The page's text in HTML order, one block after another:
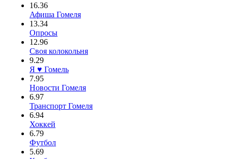
16.36
Афиша Гомеля
13.34
Опросы
12.96
Своя колокольня
9.29
Я ♥ Гомель
7.95
Новости Гомеля
6.97
Транспорт Гомеля
6.94
Хоккей
6.79
Футбол
5.69